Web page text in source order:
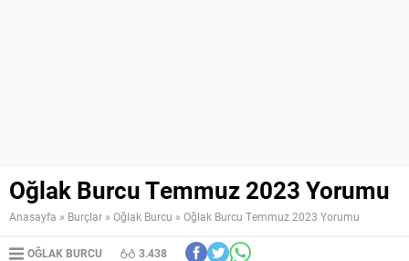
Oğlak Burcu Temmuz 2023 Yorumu
Anasayfa » Burçlar » Oğlak Burcu » Oğlak Burcu Temmuz 2023 Yorumu
OĞLAK BURCU 3.438